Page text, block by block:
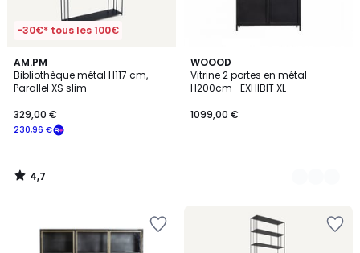
-30€* tous les 100€
AM.PM
Bibliothèque métal H117 cm,
Parallel XS slim
230,96 €
329,00 €
4,7
/ 5
4,7
/
WOOOD
Vitrine 2 portes en métal
H200cm- EXHIBIT XL
1099,00 €
3
Couleurs